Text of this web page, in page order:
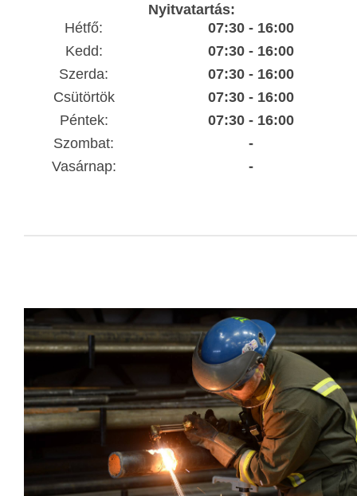
Nyitvatartás:
Hétfő:
07:30 - 16:00
Kedd:
07:30 - 16:00
Szerda:
07:30 - 16:00
Csütörtök
07:30 - 16:00
Péntek:
07:30 - 16:00
Szombat:
-
Vasárnap:
-